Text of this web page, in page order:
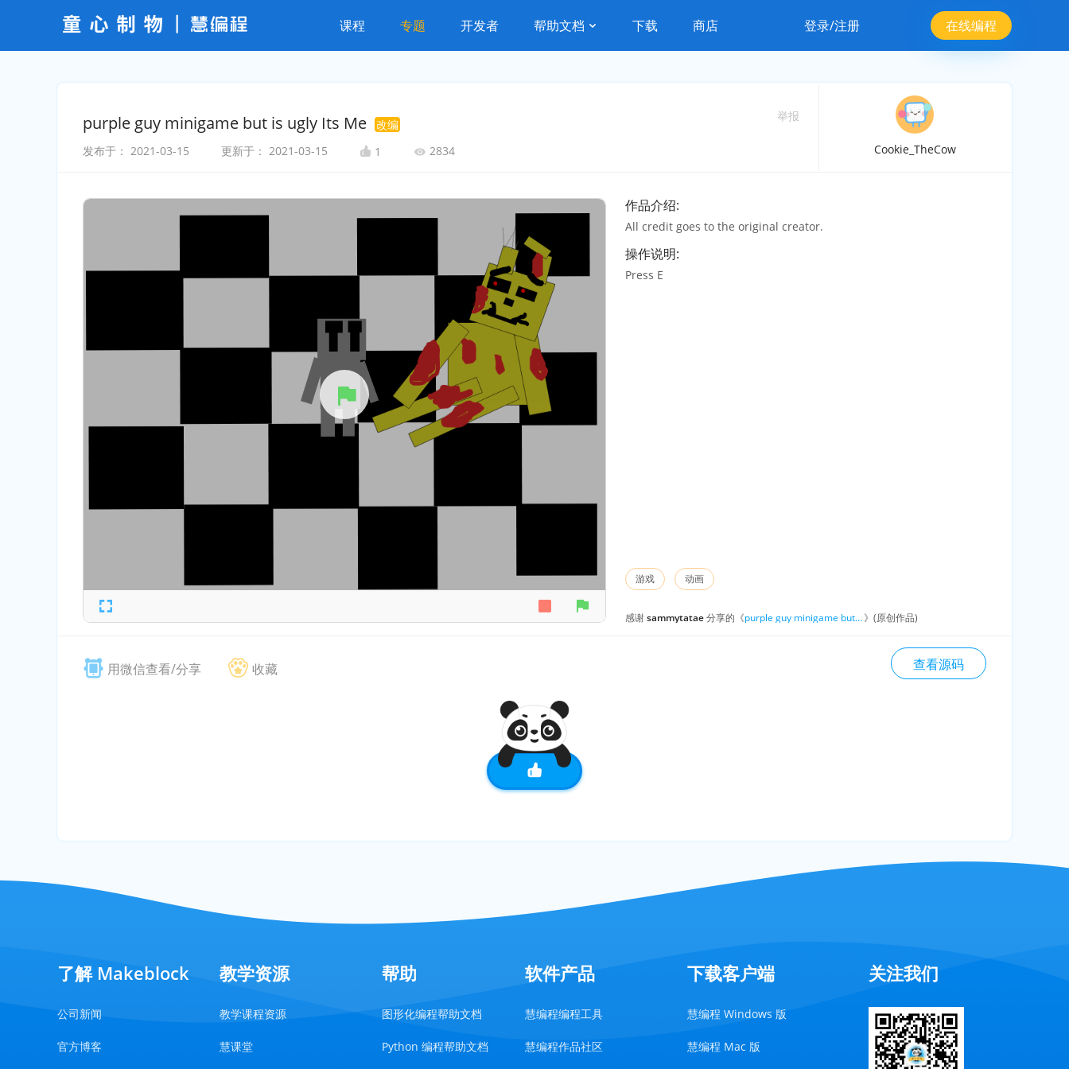
课程 专题 开发者 帮助文档 下载 商店 登录/注册 在线编程
purple guy minigame but is ugly Its Me 改编
举报
发布于： 2021-03-15 更新于： 2021-03-15 1 2834 Cookie_TheCow
作品介绍:
All credit goes to the original creator.
操作说明:
Press E
游戏 动画
感谢sammytatae分享的《 purple guy minigame but is ugly》(原创作品)
用微信查看/分享 收藏 查看源码
了解 Makeblock
公司新闻
官方博客
教学资源
教学课程资源
慧课堂
帮助
图形化编程帮助文档
Python 编程帮助文档
软件产品
慧编程编程工具
慧编程作品社区
下载客户端
慧编程 Windows 版
慧编程 Mac 版
关注我们